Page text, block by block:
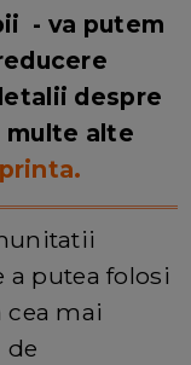
- va putem
despre
multe alte
putea folosi
cea mai
de